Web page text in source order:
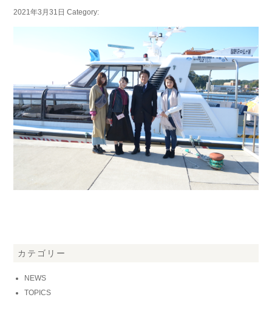
2021年3月31日 Category:
カテゴリー
NEWS
TOPICS